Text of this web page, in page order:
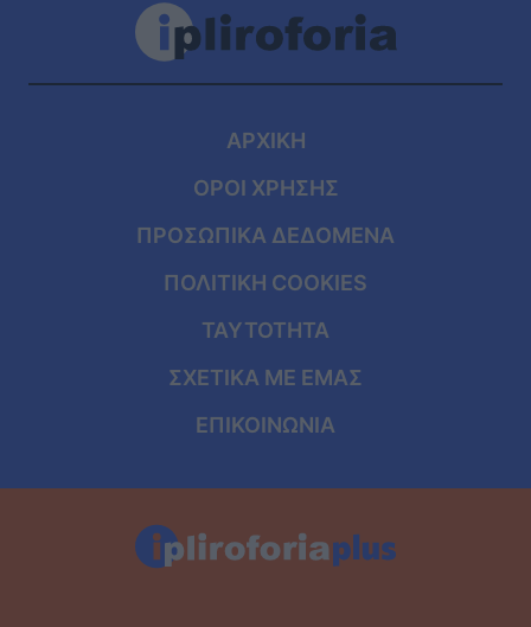
ΑΡΧΙΚΗ
ΟΡΟΙ ΧΡΗΣΗΣ
ΠΡΟΣΩΠΙΚΑ ΔΕΔΟΜΕΝΑ
ΠΟΛΙΤΙΚΗ COOKIES
ΤΑΥΤΟΤΗΤΑ
ΣΧΕΤΙΚΑ ΜΕ ΕΜΑΣ
ΕΠΙΚΟΙΝΩΝΙΑ